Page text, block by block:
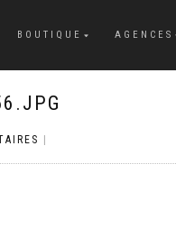
BOUTIQUE AGENCES